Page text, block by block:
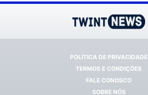
POLÍTICA DE PRIVACIDADE
TERMOS E CONDIÇÕES
FALE CONOSCO
SOBRE NÓS